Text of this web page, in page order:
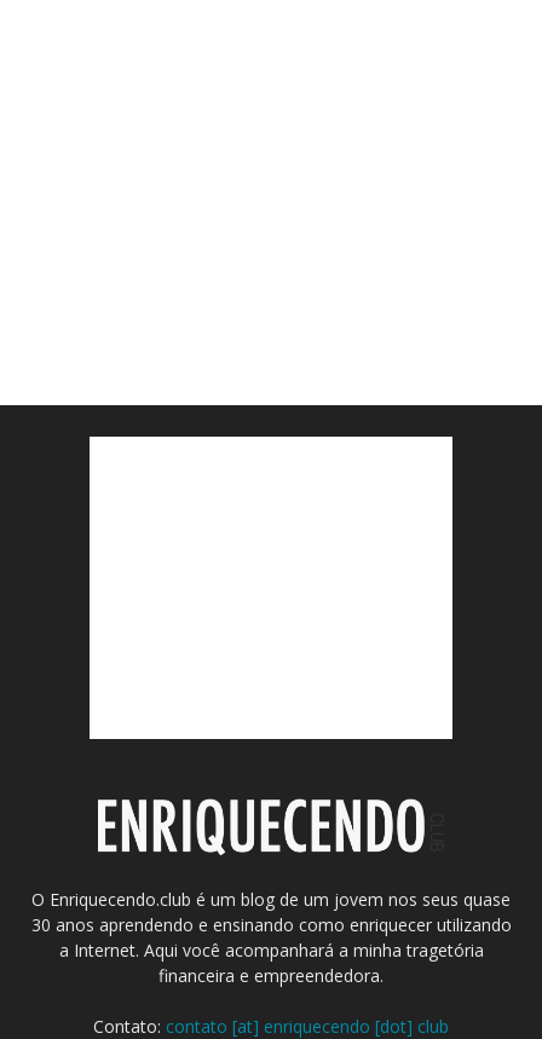
O Enriquecendo.club é um blog de um jovem nos seus quase
30 anos aprendendo e ensinando como enriquecer utilizando
a Internet. Aqui você acompanhará a minha tragetória
financeira e empreendedora.
Contato: contato [at] enriquecendo [dot] club